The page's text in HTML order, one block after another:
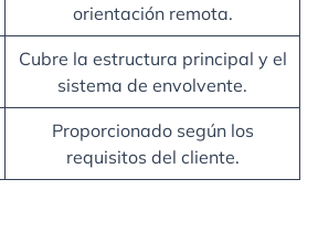
orientación remota.
Cubre la estructura principal y el
sistema de envolvente.
Proporcionado según los
requisitos del cliente.